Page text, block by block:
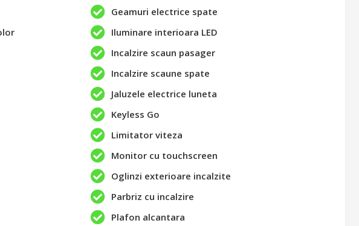
Geamuri electrice spate
Iluminare interioara LED
Incalzire scaun pasager
Incalzire scaune spate
Jaluzele electrice luneta
Keyless Go
Limitator viteza
Monitor cu touchscreen
Oglinzi exterioare incalzite
Parbriz cu incalzire
Plafon alcantara